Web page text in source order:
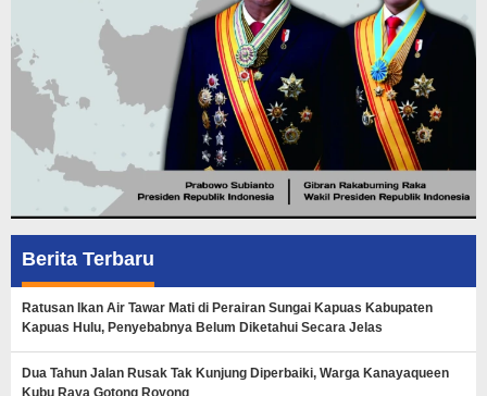
Berita Terbaru
Ratusan Ikan Air Tawar Mati di Perairan Sungai Kapuas Kabupaten
Kapuas Hulu, Penyebabnya Belum Diketahui Secara Jelas
Dua Tahun Jalan Rusak Tak Kunjung Diperbaiki, Warga Kanayaqueen
Kubu Raya Gotong Royong